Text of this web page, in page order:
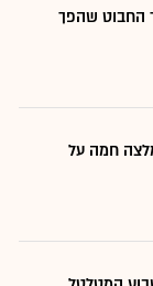
החבוט שהפך
חמה על